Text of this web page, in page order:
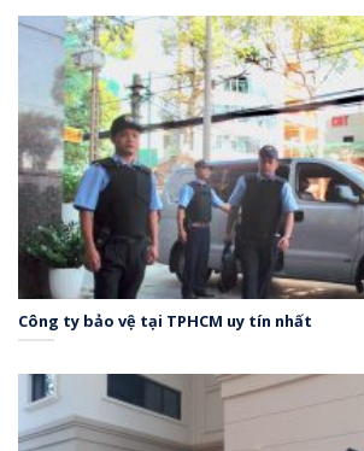
Công ty bảo vệ tại TPHCM uy tín nhất